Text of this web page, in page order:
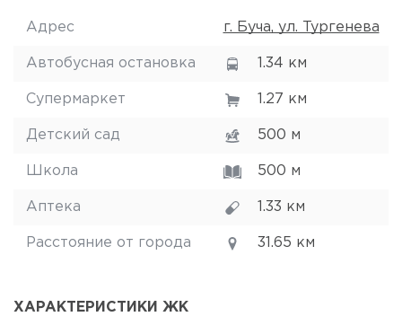
Адрес г. Буча, ул. Тургенева
Автобусная остановка 1.34 км
Супермаркет 1.27 км
Детский сад 500 м
Школа 500 м
Аптека 1.33 км
Расстояние от города 31.65 км
ХАРАКТЕРИСТИКИ ЖК